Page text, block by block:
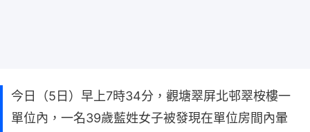
今日（5日）早上7時34分，觀塘翠屏北邨翠桉樓一
單位內，一名39歲藍姓女子被發現在單位房間內暈